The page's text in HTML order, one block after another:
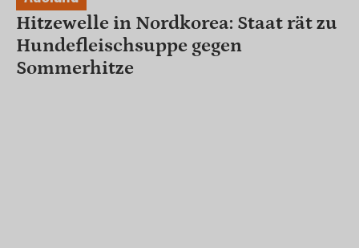
Hitzewelle in Nordkorea: Staat rät zu
Hundefleischsuppe gegen
Sommerhitze